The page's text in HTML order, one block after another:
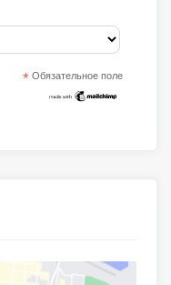
* Обязательное поле